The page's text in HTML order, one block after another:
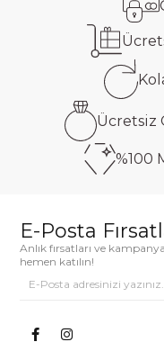
Ücretsiz
%100
E-Posta
Anlık fırsatları ve
hemen katılın!